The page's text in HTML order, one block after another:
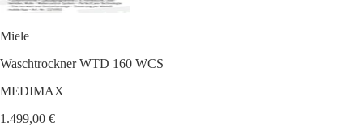
Miele
Waschtrockner WTD 160 WCS
MEDIMAX
1.499,00 €